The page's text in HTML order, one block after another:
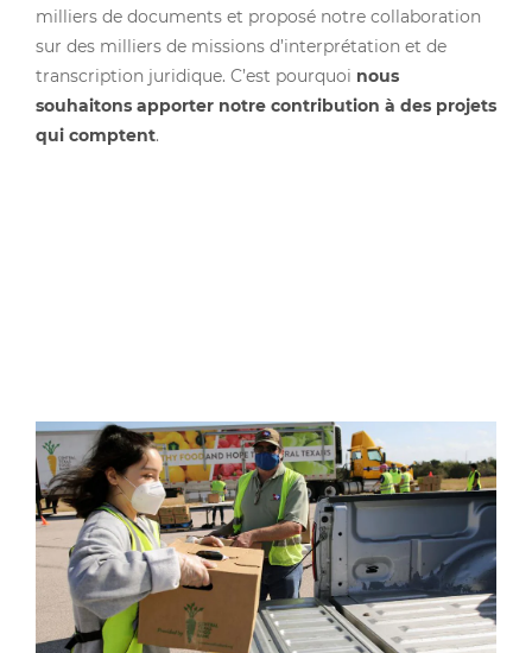
milliers de documents et proposé notre collaboration
sur des milliers de missions d’interprétation et de
transcription juridique. C’est pourquoi nous
souhaitons apporter notre contribution à des projets
qui comptent.